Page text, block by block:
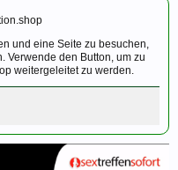
und eine Seite zu besuchen,
Verwende den Button, um zu
weitergeleitet zu werden.